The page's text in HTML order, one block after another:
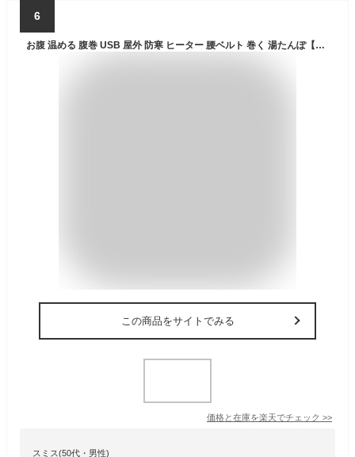
6
お腹 温める 腹巻 USB 屋外 防寒 ヒーター 腰ベルト 巻く 湯たんぽ【ヒーター内蔵 あったか腰ベルト】冷え性グッズ 防寒着 デスクワーク 腰痛 冷え 対策 家事 オフィス 寒さ対策 初詣 便利 グッズ 腰 ウォーマー 血行改善 生理痛 緩和 冷え取り 冬 あったかグッズ プレゼント
この商品をサイトでみる
価格と在庫を楽天でチェック >>
スミス(50代・男性)